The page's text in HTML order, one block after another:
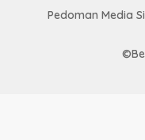
Pedoman Media